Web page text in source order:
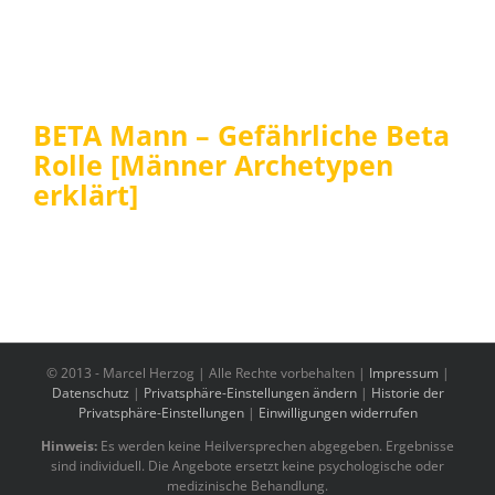
BETA Mann – Gefährliche Beta
Rolle [Männer Archetypen
erklärt]
© 2013 - Marcel Herzog | Alle Rechte vorbehalten | Impressum |
Datenschutz | Privatsphäre-Einstellungen ändern| Historie der
Privatsphäre-Einstellungen| Einwilligungen widerrufen
Hinweis: Es werden keine Heilversprechen abgegeben. Ergebnisse
sind individuell. Die Angebote ersetzt keine psychologische oder
medizinische Behandlung.